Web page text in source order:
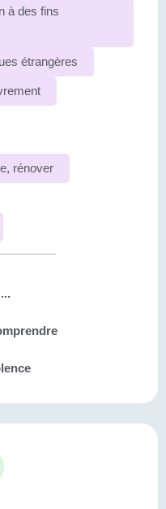
à des fins
étrangères
rénover